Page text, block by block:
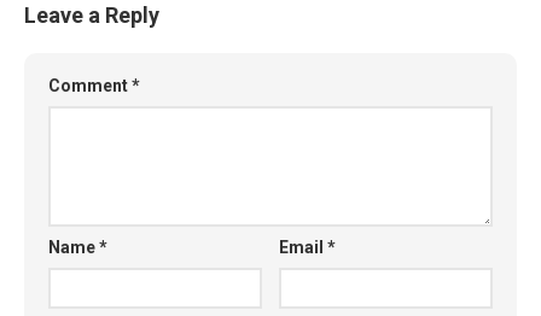
Leave a Reply
Comment*
Name* Email*